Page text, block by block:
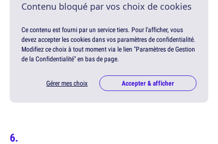
Contenu bloqué par vos choix de cookies
Ce contenu est fourni par un service tiers. Pour l'afficher, vous
devez accepter les cookies dans vos paramètres de confidentialité.
Modifiez ce choix à tout moment via le lien "Paramètres de Gestion
de la Confidentialité" en bas de page.
Gérer mes choix Accepter & afficher